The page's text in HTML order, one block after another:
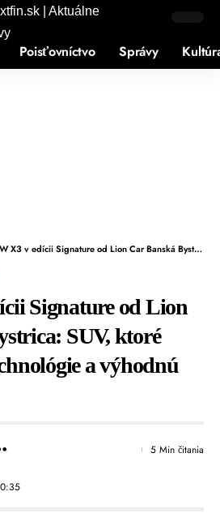
Poisťovníctvo Správy
v edícii Signature od Lion Car Banská Bystrica: SUV, ktoré spája luxus, technológie a výhodnú ponuku
Signature od Lion
SUV, ktoré
a výhodnú
5 Min čitania